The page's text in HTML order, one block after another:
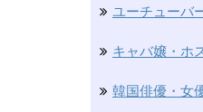
ユーチューバ
キャバ嬢・ホ
韓国俳優・女